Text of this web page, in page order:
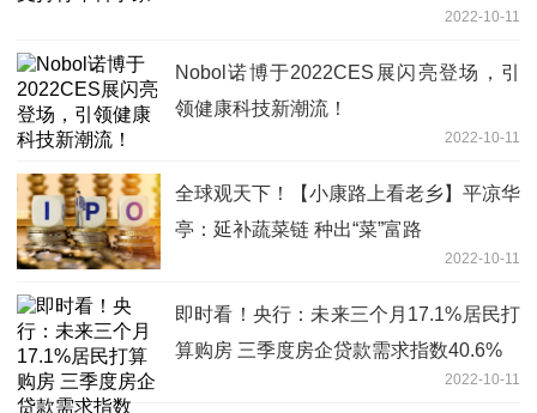
2022-10-11
Nobol诺博于2022CES展闪亮登场，引
领健康科技新潮流！
2022-10-11
全球观天下！【小康路上看老乡】平凉华
亭：延补蔬菜链 种出“菜”富路
2022-10-11
即时看！央行：未来三个月17.1%居民打
算购房 三季度房企贷款需求指数40.6%
2022-10-11